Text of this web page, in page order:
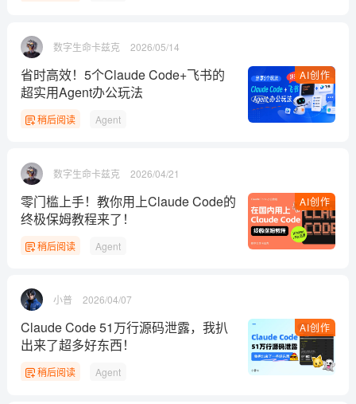
数字生命卡兹克 2026/05/14
AI创作
省时高效！5个Claude Code+飞书的
超实用Agent办公玩法
稍后阅读 Agent
数字生命卡兹克 2026/04/21
AI创作
零门槛上手！教你用上Claude Code的
终极保姆教程来了！
稍后阅读 Agent
小普 2026/04/07
AI创作
Claude Code 51万行源码泄露，我扒
出来了超多好东西！
稍后阅读 Agent